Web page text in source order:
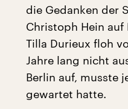
die Gedanken der
Christoph Hein auf
Tilla Durieux floh
Jahre lang nicht
Berlin auf, musste
gewartet hatte.